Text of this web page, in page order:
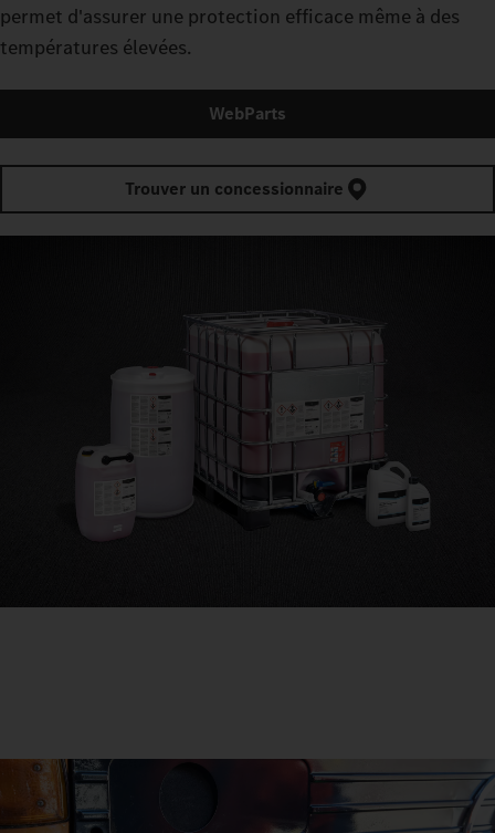
permet d'assurer une protection efficace même à des
températures élevées.
WebParts
Trouver un concessionnaire